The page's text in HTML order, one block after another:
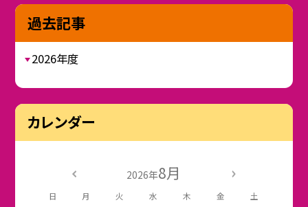
過去記事
2026年度
カレンダー
2026年8月
日 月 火 水 木 金 土